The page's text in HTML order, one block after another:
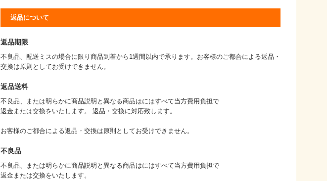
返品について
返品期限
不良品、配送ミスの場合に限り商品到着から1週間以内で承ります。お客様のご都合による返品・
交換は原則としてお受けできません。
返品送料
不良品、または明らかに商品説明と異なる商品はにはすべて当方費用負担で
返金または交換をいたします。 返品・交換に対応致します。
お客様のご都合による返品・交換は原則としてお受けできません。
不良品
不良品、または明らかに商品説明と異なる商品はにはすべて当方費用負担で
返金または交換をいたします。